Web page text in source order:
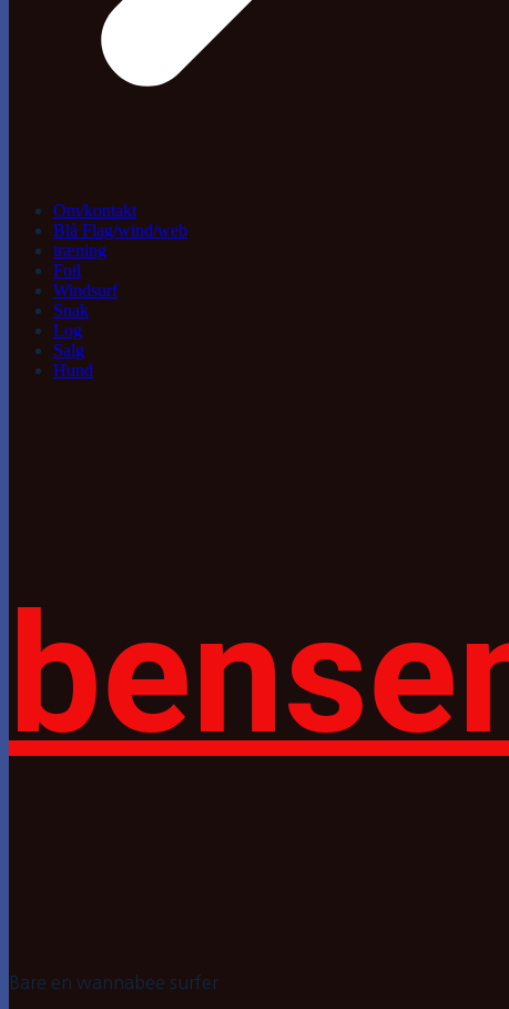
Om/kontakt
Blå Flag/wind/web
træning
Foil
Windsurf
Snak
Log
Salg
Hund
Bare en wannabee surfer